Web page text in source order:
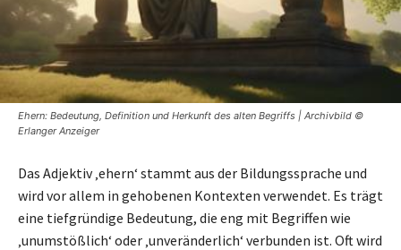
Ehern: Bedeutung, Definition und Herkunft des alten Begriffs | Archivbild ©
Erlanger Anzeiger
Das Adjektiv ‚ehern‘ stammt aus der Bildungssprache und
wird vor allem in gehobenen Kontexten verwendet. Es trägt
eine tiefgründige Bedeutung, die eng mit Begriffen wie
‚unumstößlich‘ oder ‚unveränderlich‘ verbunden ist. Oft wird